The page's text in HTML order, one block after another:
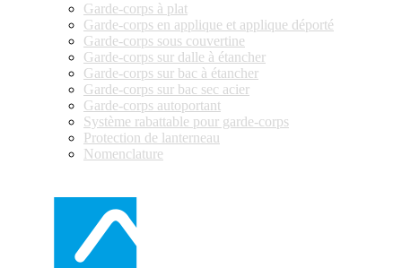
Garde-corps à plat
Garde-corps en applique et applique déporté
Garde-corps sous couvertine
Garde-corps sur dalle à étancher
Garde-corps sur bac à étancher
Garde-corps sur bac sec acier
Garde-corps autoportant
Système rabattable pour garde-corps
Protection de lanterneau
Nomenclature